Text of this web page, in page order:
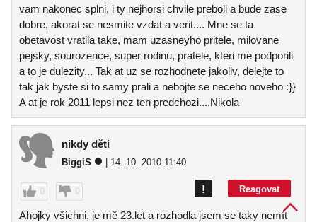
vam nakonec splni, i ty nejhorsi chvile preboli a bude zase
dobre, akorat se nesmite vzdat a verit.... Mne se ta
obetavost vratila take, mam uzasneyho pritele, milovane
pejsky, sourozence, super rodinu, pratele, kteri me podporili
a to je dulezity... Tak at uz se rozhodnete jakoliv, delejte to
tak jak byste si to samy prali a nebojte se neceho noveho :}}
A at je rok 2011 lepsi nez ten predchozi....Nikola
nikdy děti
BiggiS | 14. 10. 2010 11:40
0 0 Reagovat
!
Ahojky všichni, je mě 23.let a rozhodla jsem se taky nemít